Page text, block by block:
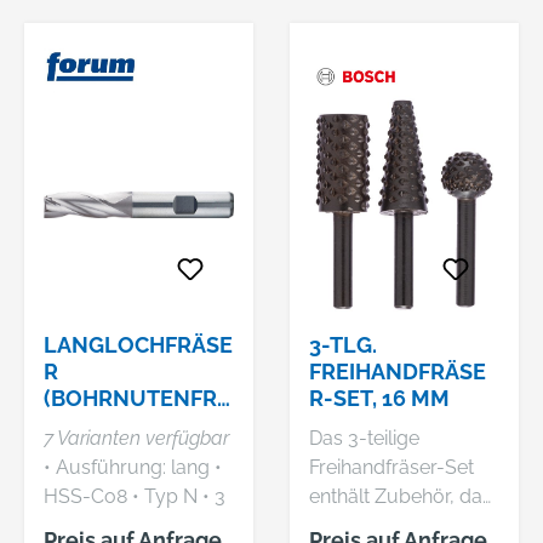
Mit Zentrumschnitt •
Mit Zentrumschnitt •
Stirn-, seitliches und
diagonales Fräsen •
Scharfkantig
LANGLOCHFRÄSE
R
(BOHRNUTENFRÄ
SER), BLANK
7 Varianten verfügbar
• Ausführung: lang •
HSS-Co8 • Typ N • 3
Schneiden •
3-TLG.
FREIHANDFRÄSE
R-SET, 16 MM
Das 3-teilige
Freihandfräser-Set
enthält Zubehör, das
das Entgraten von